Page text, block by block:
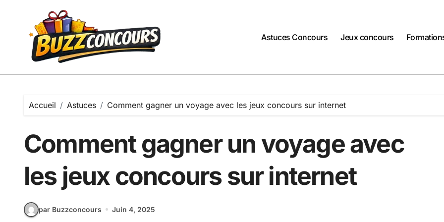
Astuces Concours
Jeux concours
Accueil Astuces Comment gagner un voyage avec les jeux concours sur internet
Comment gagner un voyage avec
les jeux concours sur internet
par Buzzconcours Juin 4, 2025